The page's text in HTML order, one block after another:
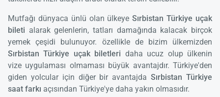
Mutfağı dünyaca ünlü olan ülkeyeSırbistan Türkiye uçak
bileti alarak gelenlerin, tatları damağında kalacak birçok
yemek çeşidi bulunuyor. özellikle de bizim ülkemizden
Sırbistan Türkiye uçak biletleri daha ucuz olup ülkenin
vize uygulaması olmaması büyük avantajdır. Türkiye'den
giden yolcular için diğer bir avantajdaSırbistan Türkiye
saat farkı açısından Türkiye'ye daha yakın olmasıdır.